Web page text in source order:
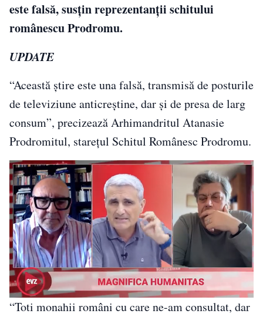
este falsă, susţin reprezentanţii schitului
românescu Prodromu.
UPDATE
“Această știre este una falsă, transmisă de posturile
de televiziune anticreștine, dar și de presa de larg
consum”, precizează Arhimandritul Atanasie
Prodromitul, starețul Schitul Românesc Prodromu.
“Toti monahii români cu care ne-am consultat, dar